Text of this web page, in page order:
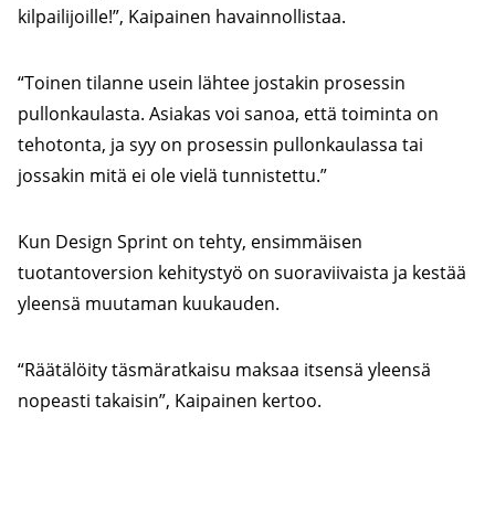
kilpailijoille!”, Kaipainen havainnollistaa.
“Toinen tilanne usein lähtee jostakin prosessin
pullonkaulasta. Asiakas voi sanoa, että toiminta on
tehotonta, ja syy on prosessin pullonkaulassa tai
jossakin mitä ei ole vielä tunnistettu.”
Kun Design Sprint on tehty, ensimmäisen
tuotantoversion kehitystyö on suoraviivaista ja kestää
yleensä muutaman kuukauden.
“Räätälöity täsmäratkaisu maksaa itsensä yleensä
nopeasti takaisin”, Kaipainen kertoo.